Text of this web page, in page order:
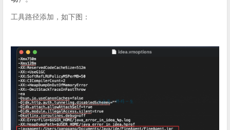
工具路径添加，如下图：